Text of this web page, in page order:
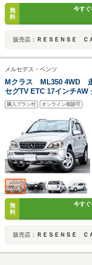
無
料
今す
販売店： ＲＥＳＥＮＳＥ Ｃ
メルセデス・ベンツ
Mクラス ML350 4WD
セグTV ETC 17インチAW
購入プラン付 オンライン相談可
無
料
今す
販売店： ＲＥＳＥＮＳＥ Ｃ